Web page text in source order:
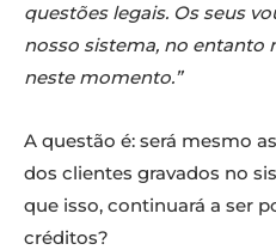
questões legais. Os seus
nosso sistema, no entanto
neste momento.”
A questão é: será mesmo
dos clientes gravados no
que isso, continuará a ser
créditos?